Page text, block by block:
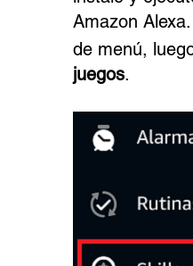
Amazon
de menú,
juegos.